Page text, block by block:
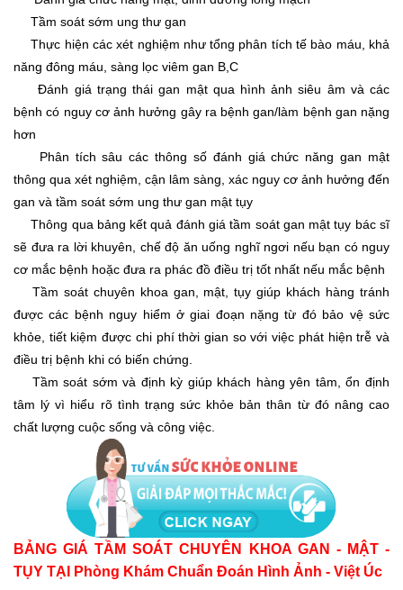
Tầm soát sớm ung thư gan
Thực hiện các xét nghiệm như tổng phân tích tế bào máu, khả
năng đông máu, sàng lọc viêm gan B,C
Đánh giá trạng thái gan mật qua hình ảnh siêu âm và các
bệnh có nguy cơ ảnh hưởng gây ra bệnh gan/làm bệnh gan nặng
hơn
Phân tích sâu các thông số đánh giá chức năng gan mật
thông qua xét nghiệm, cận lâm sàng, xác nguy cơ ảnh hưởng đến
gan và tầm soát sớm ung thư gan mật tụy
Thông qua bảng kết quả đánh giá tầm soát gan mật tụy bác sĩ
sẽ đưa ra lời khuyên, chế độ ăn uống nghĩ ngơi nếu bạn có nguy
cơ mắc bệnh hoặc đưa ra phác đồ điều trị tốt nhất nếu mắc bệnh
Tầm soát chuyên khoa gan, mật, tụy giúp khách hàng tránh
được các bệnh nguy hiểm ở giai đoạn nặng từ đó bảo vệ sức
khỏe, tiết kiệm được chi phí thời gian so với việc phát hiện trễ và
điều trị bệnh khi có biến chứng.
Tầm soát sớm và định kỳ giúp khách hàng yên tâm, ổn định
tâm lý vì hiểu rõ tình trạng sức khỏe bản thân từ đó nâng cao
chất lượng cuộc sống và công việc.
BẢNG GIÁ TẦM SOÁT CHUYÊN KHOA GAN - MẬT -
TỤY TẠI Phòng Khám Chuẩn Đoán Hình Ảnh - Việt Úc